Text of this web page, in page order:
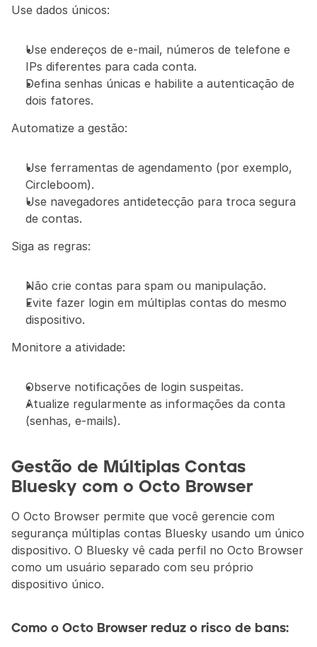
Use dados únicos:
Use endereços de e-mail, números de telefone e
IPs diferentes para cada conta.
Defina senhas únicas e habilite a autenticação de
dois fatores.
Automatize a gestão:
Use ferramentas de agendamento (por exemplo,
Circleboom).
Use navegadores antidetecção para troca segura
de contas.
Siga as regras:
Não crie contas para spam ou manipulação.
Evite fazer login em múltiplas contas do mesmo
dispositivo.
Monitore a atividade:
Observe notificações de login suspeitas.
Atualize regularmente as informações da conta
(senhas, e-mails).
Gestão de Múltiplas Contas
Bluesky com o Octo Browser
O Octo Browser permite que você gerencie com
segurança múltiplas contas Bluesky usando um único
dispositivo. O Bluesky vê cada perfil no Octo Browser
como um usuário separado com seu próprio
dispositivo único.
Como o Octo Browser reduz o risco de bans: